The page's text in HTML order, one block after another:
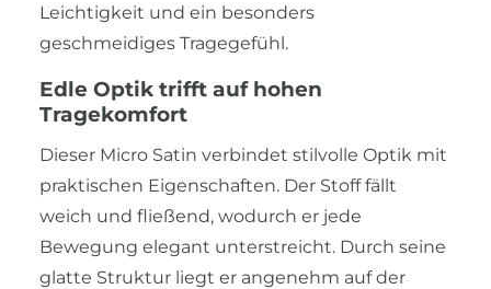
Leichtigkeit und ein besonders
geschmeidiges Tragegefühl.
Edle Optik trifft auf hohen
Tragekomfort
Dieser Micro Satin verbindet stilvolle Optik mit
praktischen Eigenschaften. Der Stoff fällt
weich und fließend, wodurch er jede
Bewegung elegant unterstreicht. Durch seine
glatte Struktur liegt er angenehm auf der